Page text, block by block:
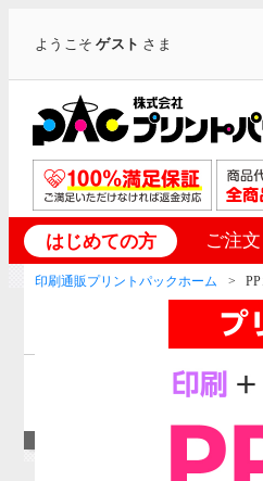
ようこそゲスト さま
はじめての方 ご注文
印刷通販プリントパックホーム